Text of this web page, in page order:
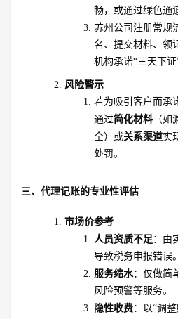
畅，或通过绿色通
苏州公司注册常规
名、提交材料、领
机构承诺“三天下证
风险警示
若为吸引客户而承
通过简化材料 （
全）或关系渠道实
处罚。
三、代理记账的专业性评估
市场价参考
人员资质不足 ：由
导致税务申报错误。
服务缩水：仅做简
风险预警等服务。
隐性收费：以“调